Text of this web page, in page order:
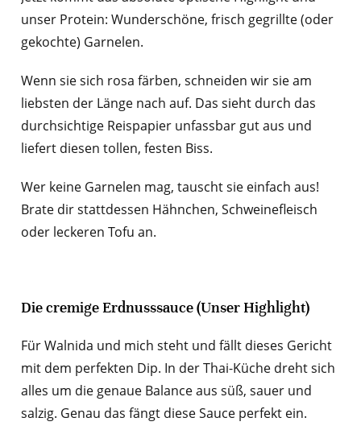
unser Protein: Wunderschöne, frisch gegrillte (oder
gekochte) Garnelen.
Wenn sie sich rosa färben, schneiden wir sie am
liebsten der Länge nach auf. Das sieht durch das
durchsichtige Reispapier unfassbar gut aus und
liefert diesen tollen, festen Biss.
Wer keine Garnelen mag, tauscht sie einfach aus!
Brate dir stattdessen Hähnchen, Schweinefleisch
oder leckeren Tofu an.
Die cremige Erdnusssauce (Unser Highlight)
Für Walnida und mich steht und fällt dieses Gericht
mit dem perfekten Dip. In der Thai-Küche dreht sich
alles um die genaue Balance aus süß, sauer und
salzig. Genau das fängt diese Sauce perfekt ein.